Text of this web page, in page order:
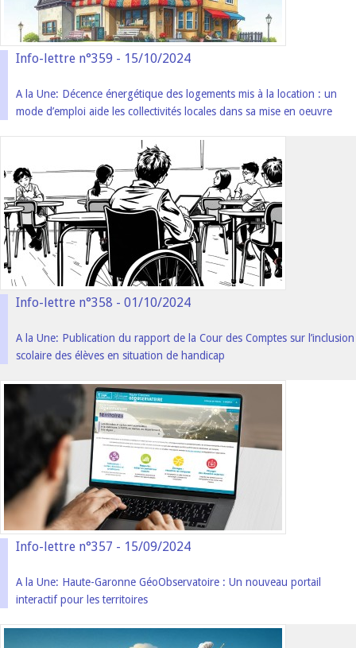
Info-lettre n°359 - 15/10/2024
A la Une: Décence énergétique des logements mis à la location : un
mode d’emploi aide les collectivités locales dans sa mise en oeuvre
Info-lettre n°358 - 01/10/2024
A la Une: Publication du rapport de la Cour des Comptes sur l’inclusion
scolaire des élèves en situation de handicap
Info-lettre n°357 - 15/09/2024
A la Une: Haute-Garonne GéoObservatoire : Un nouveau portail
interactif pour les territoires